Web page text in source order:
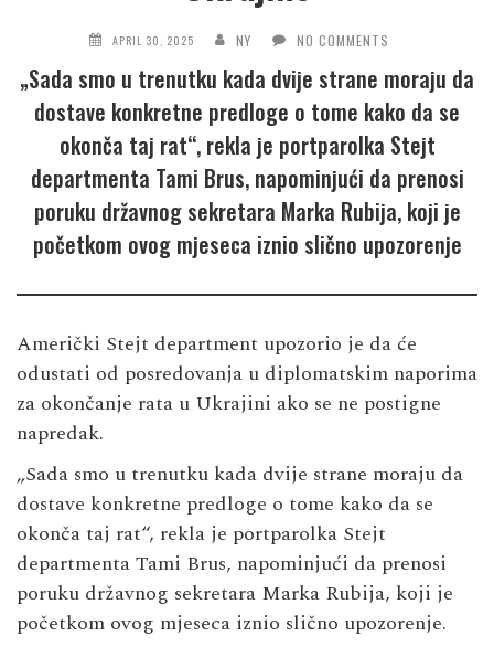
APRIL 30, 2025 NY NO COMMENTS
„Sada smo u trenutku kada dvije strane moraju da
dostave konkretne predloge o tome kako da se
okonča taj rat“, rekla je portparolka Stejt
departmenta Tami Brus, napominjući da prenosi
poruku državnog sekretara Marka Rubija, koji je
početkom ovog mjeseca iznio slično upozorenje
Američki Stejt department upozorio je da će
odustati od posredovanja u diplomatskim naporima
za okončanje rata u Ukrajini ako se ne postigne
napredak.
„Sada smo u trenutku kada dvije strane moraju da
dostave konkretne predloge o tome kako da se
okonča taj rat“, rekla je portparolka Stejt
departmenta Tami Brus, napominjući da prenosi
poruku državnog sekretara Marka Rubija, koji je
početkom ovog mjeseca iznio slično upozorenje.